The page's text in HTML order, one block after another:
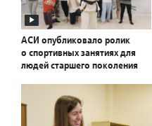
АСИ опубликовало ролик
о спортивных занятиях для
людей старшего поколения